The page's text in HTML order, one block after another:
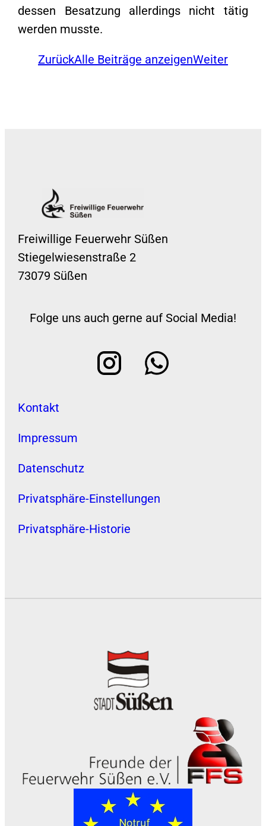
dessen Besatzung allerdings nicht tätig
werden musste.
ZurückAlle Beiträge anzeigenWeiter
Freiwillige Feuerwehr Süßen
Stiegelwiesenstraße 2
73079 Süßen
Folge uns auch gerne auf Social Media!
Kontakt
Impressum
Datenschutz
Privatsphäre-Einstellungen
Privatsphäre-Historie